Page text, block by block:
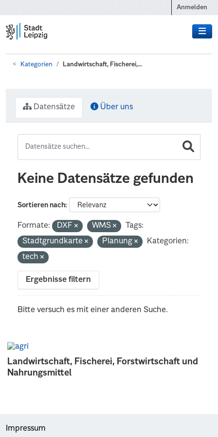
Anmelden
Kategorien Landwirtschaft, Fischerei,...
Landwirtschaft, Fischerei, Forstwirtschaft und
Nahrungsmittel
Datensätze Über uns
Keine Datensätze gefunden
Sortieren nach
Formate: DXF WMS
Tags:
Stadtgrundkarte
Planung
Kategorien:
tech
Ergebnisse filtern
Bitte versuch es mit einer anderen Suche.
Impressum